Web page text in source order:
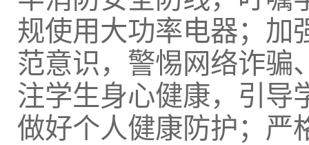
规使用大功率电器；加
范意识，警惕网络诈骗
注学生身心健康，引导
做好个人健康防护；严